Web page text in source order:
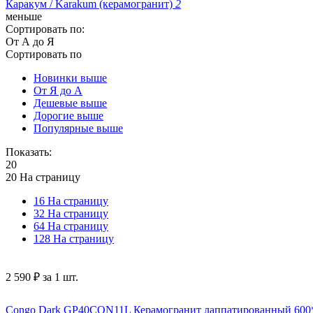
Каракум / Karakum (керамогранит) 2
меньше
Сортировать по:
От А до Я
Сортировать по
Новинки выше
От Я до А
Дешевые выше
Дорогие выше
Популярные выше
Показать:
20
20 На страницу
16 На страницу
32 На страницу
64 На страницу
128 На страницу
2 590 ₽ за 1 шт.
Congo Dark GP40CON11L Керамогранит лаппатированный